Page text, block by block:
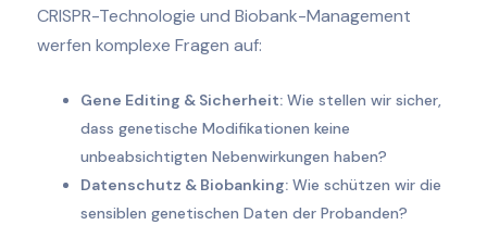
CRISPR-Technologie und Biobank-Management
werfen komplexe Fragen auf:
Gene Editing & Sicherheit:Wie stellen wir sicher,
dass genetische Modifikationen keine
unbeabsichtigten Nebenwirkungen haben?
Datenschutz & Biobanking:Wie schützen wir die
sensiblen genetischen Daten der Probanden?